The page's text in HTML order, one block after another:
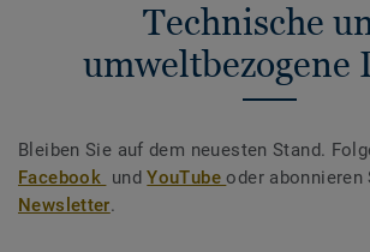
Technische
umweltbezogene
Bleiben Sie auf dem neuesten Stand.
Facebook undYouTubeoder abonnieren
Newsletter.